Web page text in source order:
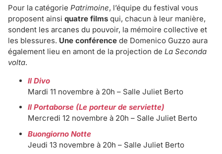
Pour la catégorie Patrimoine, l’équipe du festival vous
proposent ainsi quatre films qui, chacun à leur manière,
sondent les arcanes du pouvoir, la mémoire collective et
les blessures. Une conférence de Domenico Guzzo aura
également lieu en amont de la projection de La Seconda
volta.
Il Divo
Mardi 11 novembre à 20h – Salle Juliet Berto
Il Portaborse (Le porteur de serviette)
Mercredi 12 novembre à 20h – Salle Juliet Berto
Buongiorno Notte
Jeudi 13 novembre à 20h – Salle Juliet Berto